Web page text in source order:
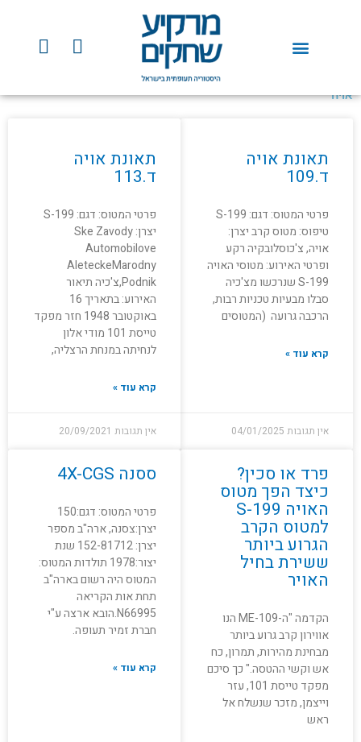
F
a
e
o
Y
o
t אויה
תאונת אויה
ד.109
פרטי המטוס: דגם: S-199
טיפוס: מטוס קרב יצרן:
אויה, צ'כוסלובקיה רקע
ופרטי האירוע: מטוסי האויה
S-199 שנרכשו מצ'כיה
סבלו מבעיות טכניות רבות,
הרכבה גרועה (המטוסים
קרא עוד »
אין תגובות 04/01/2025
תאונת אויה
ד.113
פרטי המטוס: דגם: S-199
יצרן: Ske Zavody
Automobilove
AleteckeMarodny
Podnik,צ'כיה תיאור
האירוע: בתאריך 16
באוקטובר 1948 חזר מפקד
טייסת 101 מודי אלון
לנחיתה במנחת הרצליה,
קרא עוד »
אין תגובות 20/09/2021
פרד או סכין?
כיצד הפך מטוס
האויה S-199
למטוס הקרב
הגרוע ביותר
ששירת בחיל
האויר
הקדמה "ה-ME-109 הנו
אווירון קרב גרוע ביותר
מבחינת מהירות, תמרון, כח
אש וקשי ההטסה." כך סיכם
מפקד טייסת 101, עזר
וייצמן, מזכר שנשלח אל
ראש
ססנה 4X-CGS
פרטי המטוס: דגם:150
יצרן:צסנה, ארה"ב מספר
יצרן: 152-81712 שנת
יצור:1978 תולדות המטוס:
המטוס היה רשום בארה"ב
תחת אות הקריאה
N66995.הובא ארצה ע"י
חברת זמיר תעופה.
קרא עוד »